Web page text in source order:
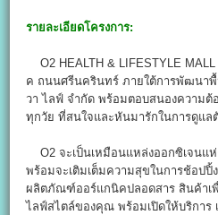
รายละเอียดโครงการ:
O2 HEALTH & LIFESTYLE
ค ถนนศรีนครินทร์ ภายใต้การพัฒนา
วา ไลฟ์ จำกัด พร้อมตอบสนองความต้
ทุกวัย ที่สนใจและหันมารักในการดูแล
O2 จะเป็นเหมือนแหล่งออกซิเจนแ
พร้อมจะเติมเต็มความสุขในการช้อป
ผลิตภัณฑ์ออร์แกนิคปลอดสาร สินค้าเ
ไลฟ์สไตล์ของคุณ พร้อมเปิดให้บริการ